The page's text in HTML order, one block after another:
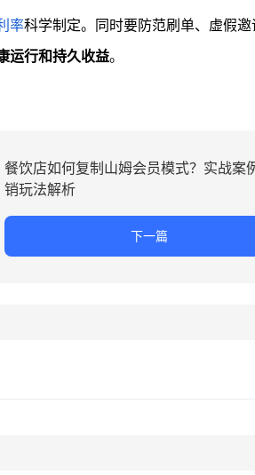
率科学制定。同时要防范刷单、虚假
运行和持久收益。
餐饮店如何复制山姆会员模式？实战案
销玩法解析
下一篇